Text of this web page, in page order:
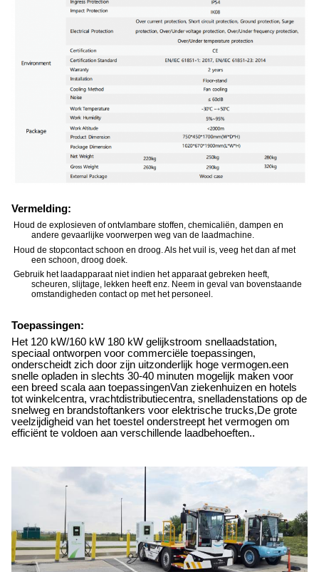
Vermelding:
Houd de explosieven of ontvlambare stoffen, chemicaliën, dampen en
andere gevaarlijke voorwerpen weg van de laadmachine.
Houd de stopcontact schoon en droog. Als het vuil is, veeg het dan af met
een schoon, droog doek.
Gebruik het laadapparaat niet indien het apparaat gebreken heeft,
scheuren, slijtage, lekken heeft enz. Neem in geval van bovenstaande
omstandigheden contact op met het personeel.
Toepassingen:
Het 120 kW/160 kW 180 kW gelijkstroom snellaadstation,
speciaal ontworpen voor commerciële toepassingen,
onderscheidt zich door zijn uitzonderlijk hoge vermogen.een
snelle opladen in slechts 30-40 minuten mogelijk maken voor
een breed scala aan toepassingenVan ziekenhuizen en hotels
tot winkelcentra, vrachtdistributiecentra, snelladenstations op de
snelweg en brandstoftankers voor elektrische trucks,De grote
veelzijdigheid van het toestel onderstreept het vermogen om
efficiënt te voldoen aan verschillende laadbehoeften..